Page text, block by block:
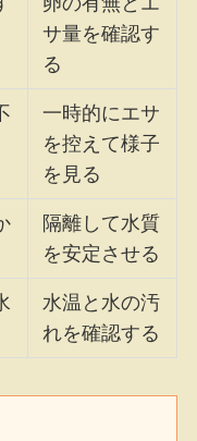
サ量を確認す
る
一時的にエサ
を控えて様子
を見る
隔離して水質
を安定させる
水温と水の汚
れを確認する